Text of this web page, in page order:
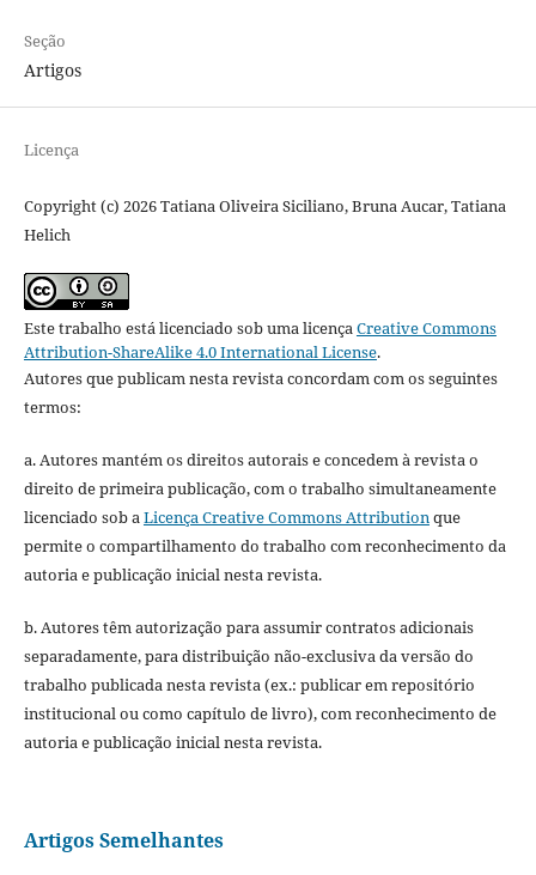
Seção
Artigos
Licença
Copyright (c) 2026 Tatiana Oliveira Siciliano, Bruna Aucar, Tatiana
Helich
Este trabalho está licenciado sob uma licençaCreative Commons
Attribution-ShareAlike 4.0 International License.
Autores que publicam nesta revista concordam com os seguintes
termos:
a. Autores mantém os direitos autorais e concedem à revista o
direito de primeira publicação, com o trabalho simultaneamente
licenciado sob aLicença Creative Commons Attributionque
permite o compartilhamento do trabalho com reconhecimento da
autoria e publicação inicial nesta revista.
b. Autores têm autorização para assumir contratos adicionais
separadamente, para distribuição não-exclusiva da versão do
trabalho publicada nesta revista (ex.: publicar em repositório
institucional ou como capítulo de livro), com reconhecimento de
autoria e publicação inicial nesta revista.
Artigos Semelhantes